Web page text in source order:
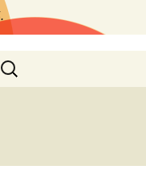
Buscar: